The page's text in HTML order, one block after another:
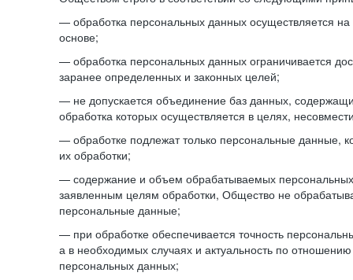
— обработка персональных данных осуществляется на
основе;
— обработка персональных данных ограничивается
заранее определенных и законных целей;
— не допускается объединение баз данных,
обработка которых осуществляется в целях,
— обработке подлежат только персональные данные,
их обработки;
— содержание и объем обрабатываемых персональных
заявленным целям обработки, Общество не
персональные данные;
— при обработке обеспечивается точность
а в необходимых случаях и актуальность по
персональных данных;